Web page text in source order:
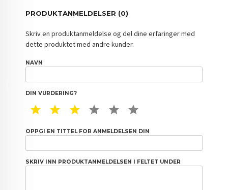
PRODUKTANMELDELSER (0)
Skriv en produktanmeldelse og del dine erfaringer med
dette produktet med andre kunder.
NAVN
DIN VURDERING?
1 STAR2 STAR3 STAR4 STAR5 STAR
OPPGI EN TITTEL FOR ANMELDELSEN DIN
SKRIV INN PRODUKTANMELDELSEN I FELTET UNDER